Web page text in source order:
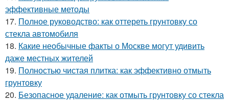
эффективные методы
17. Полное руководство: как оттереть грунтовку со
стекла автомобиля
18. Какие необычные факты о Москве могут удивить
даже местных жителей
19. Полностью чистая плитка: как эффективно отмыть
грунтовку
20. Безопасное удаление: как отмыть грунтовку со стекла